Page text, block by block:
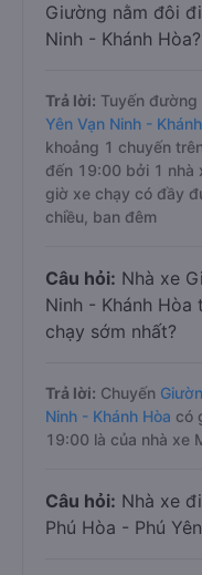
Giường nằm đôi
Ninh - Khánh Hòa?
Trả lời: Tuyến đường
Yên Vạn Ninh -
khoảng 1 chuyến trên
đến 19:00 bởi 1 nhà
giờ xe chạy có đầy
chiều, ban đêm
Câu hỏi: Nhà xe
Ninh - Khánh Hòa
chạy sớm nhất?
Trả lời: Chuyến
Ninh - Khánh Hòa có
19:00 là của nhà xe
Câu hỏi: Nhà xe
Phú Hòa - Phú